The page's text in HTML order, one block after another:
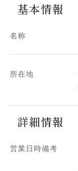
基本情報
名称
所在地
詳細情報
営業日時備考